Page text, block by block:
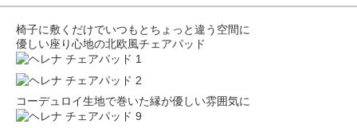
椅子に敷くだけでいつもとちょっと違う空間に
優しい座り心地の北欧風チェアパッド
コーデュロイ生地で巻いた縁が優しい雰囲気に